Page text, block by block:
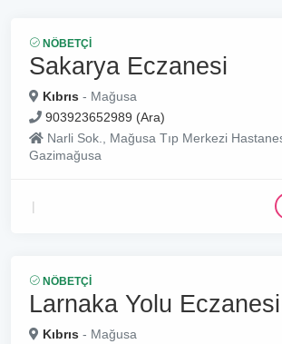
NÖBETÇI
Sakarya Eczanesi
Kıbrıs - Mağusa
903923652989 (Ara)
Narli Sok., Mağusa Tıp Merkezi
Gazimağusa
NÖBETÇI
Larnaka Yolu Eczanesi
Kıbrıs - Mağusa